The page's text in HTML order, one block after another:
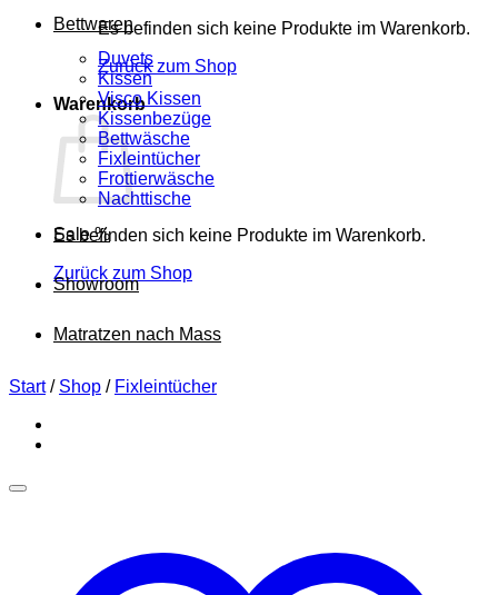
Es befinden sich keine Produkte im Warenkorb.
Zurück zum Shop
Warenkorb
Es befinden sich keine Produkte im Warenkorb.
Zurück zum Shop
Bettwaren
Duvets
Kissen
Visco Kissen
Kissenbezüge
Bettwäsche
Fixleintücher
Frottierwäsche
Nachttische
Sale %
Showroom
Matratzen nach Mass
Start / Shop / Fixleintücher